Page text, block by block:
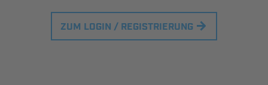
ZUM LOGIN / REGISTRIERUNG